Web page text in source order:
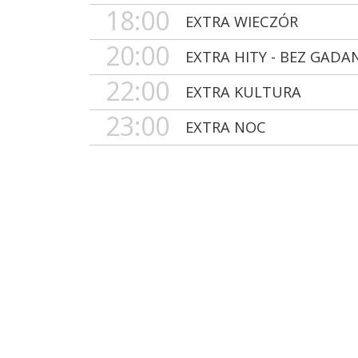
18:00
EXTRA WIECZÓR
20:00 EXTRA HITY - BEZ
22:00 EXTRA KULTURA
23:00 EXTRA NOC